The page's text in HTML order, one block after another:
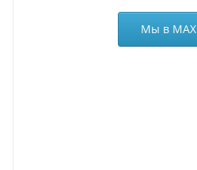
Мы в МАХ